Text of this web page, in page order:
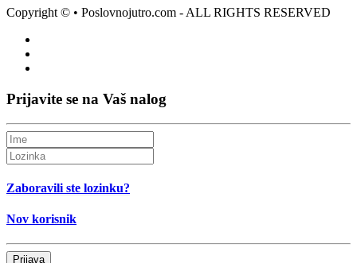
Copyright © • Poslovnojutro.com - ALL RIGHTS RESERVED
Prijavite se na Vaš nalog
Zaboravili ste lozinku?
Nov korisnik